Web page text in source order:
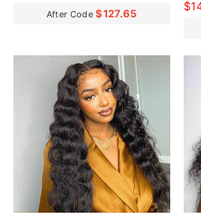
After Code$127.65